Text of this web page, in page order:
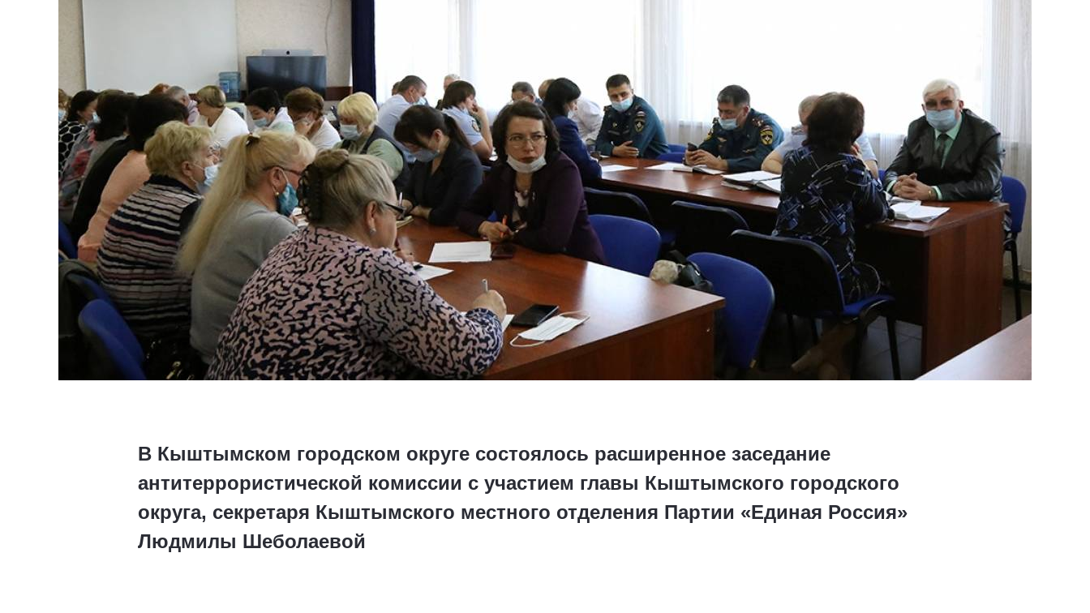
В Кыштымском городском округе состоялось расширенное заседание
антитеррористической комиссии с участием главы Кыштымского городского
округа, секретаря Кыштымского местного отделения Партии «Единая Россия»
Людмилы Шеболаевой